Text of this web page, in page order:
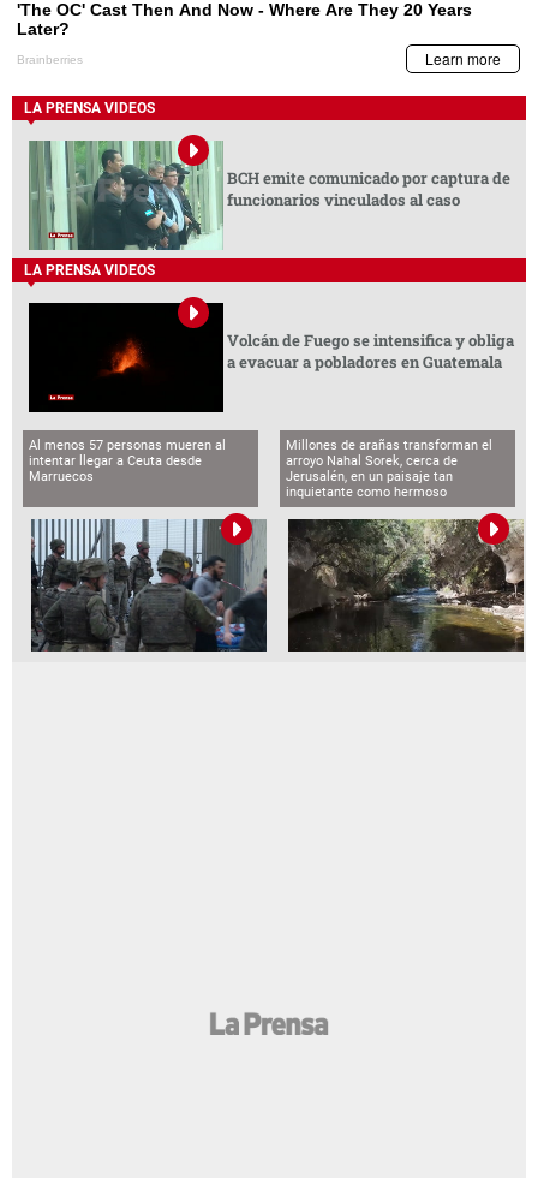
LA PRENSA VIDEOS
BCH emite comunicado por captura de
funcionarios vinculados al caso
LA PRENSA VIDEOS
Volcán de Fuego se intensifica y obliga
a evacuar a pobladores en Guatemala
Al menos 57 personas mueren al
intentar llegar a Ceuta desde
Marruecos
Millones de arañas transforman el
arroyo Nahal Sorek, cerca de
Jerusalén, en un paisaje tan
inquietante como hermoso